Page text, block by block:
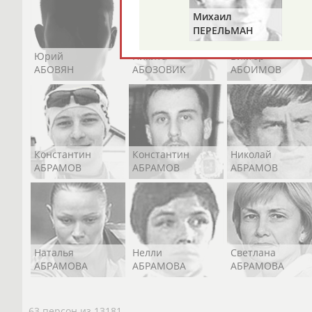
Юрий
АБОВЯН
Никита
АБОЗОВИК
Виктор
АБОИМОВ
Константин
АБРАМОВ
Константин
АБРАМОВ
Николай
АБРАМОВ
Наталья
АБРАМОВА
Нелли
АБРАМОВА
Светлана
АБРАМОВА
Михаил
ПЕРЕЛЬМАН
(ПЕРЛЬМАН)